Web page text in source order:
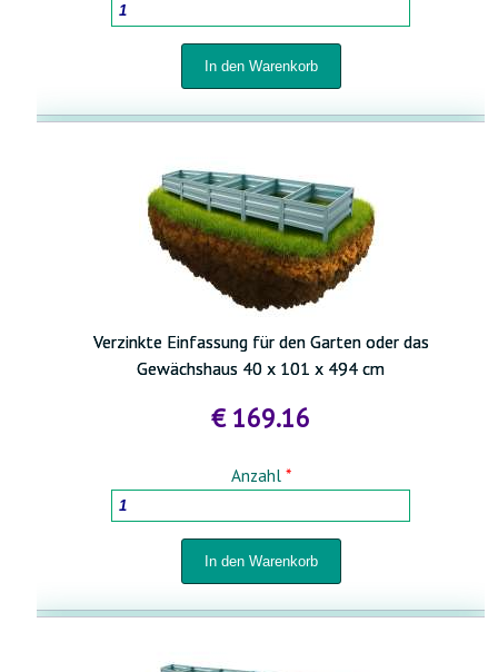
Verzinkte Einfassung für den Garten oder das
Gewächshaus 40 x 101 x 494 cm
€ 169.16
Anzahl *